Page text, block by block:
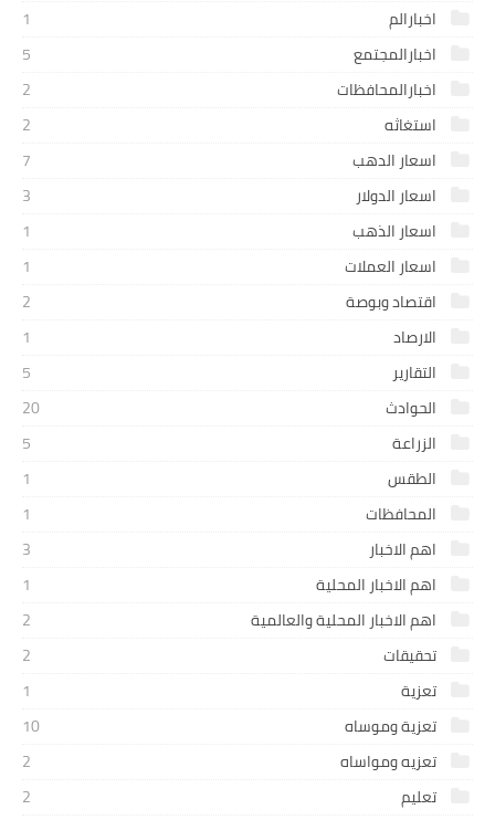
اخبارالم
1
اخبارالمجتمع
5
اخبارالمحافظات
2
استغاثه
2
اسعار الدهب
7
اسعار الدولار
3
اسعار الذهب
1
اسعار العملات
1
اقتصاد وبوصة
2
الارصاد
1
التقارير
5
الحوادث
20
الزراعة
5
الطقس
1
المحافظات
1
اهم الاخبار
3
اهم الاخبار المحلية
1
اهم الاخبار المحلية والعالمية
2
تحقيقات
2
تعزية
1
تعزية وموساه
10
تعزيه ومواساه
2
تعليم
2